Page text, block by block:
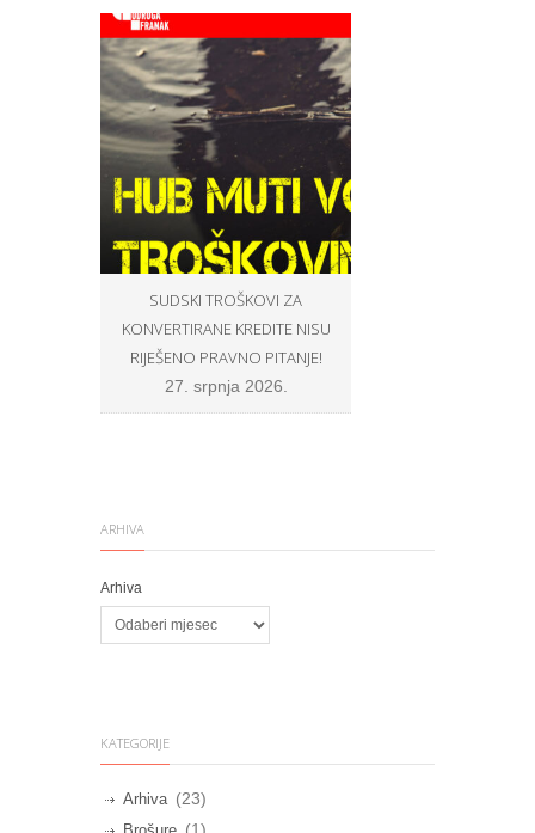
SUDSKI TROŠKOVI ZA
KONVERTIRANE KREDITE NISU
RIJEŠENO PRAVNO PITANJE!
27. srpnja 2026.
ARHIVA
Arhiva
KATEGORIJE
Arhiva (23)